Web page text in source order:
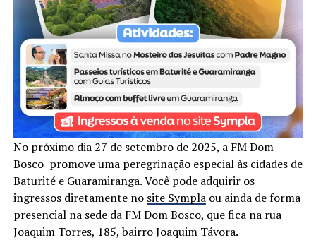
No próximo dia 27 de setembro de 2025, a FM Dom
Bosco promove uma peregrinação especial às cidades de
Baturité e Guaramiranga. Você pode adquirir os
ingressos diretamente no site Symplaou ainda de forma
presencial na sede da FM Dom Bosco, que fica na rua
Joaquim Torres, 185, bairro Joaquim Távora.